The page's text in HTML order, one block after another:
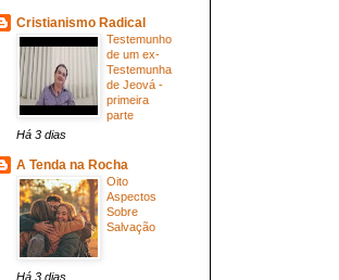
Cristianismo Radical
Testemunho
de um ex-
Testemunha
de Jeová -
primeira
parte
Há 3 dias
A Tenda na Rocha
Oito
Aspectos
Sobre
Salvação
Há 3 dias